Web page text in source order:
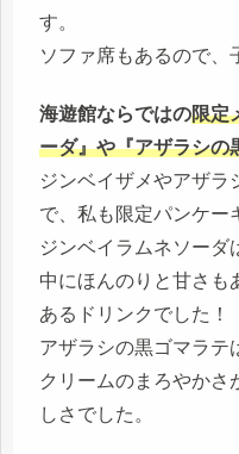
す。
ソファ席もあるので、
海遊館ならではの限定
ーダ』や『アザラシの
ジンベイザメやアザラ
で、私も限定パンケー
ジンベイラムネソーダ
中にほんのりと甘さも
あるドリンクでした！
アザラシの黒ゴマラテ
クリームのまろやかさ
しさでした。